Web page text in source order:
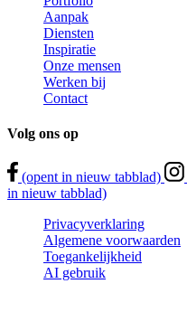
Aanpak
Diensten
Inspiratie
Onze mensen
Werken bij
Contact
Volg ons op
(opent in nieuw tabblad)
in nieuw tabblad)
Privacyverklaring
Algemene voorwaarden
Toegankelijkheid
AI gebruik